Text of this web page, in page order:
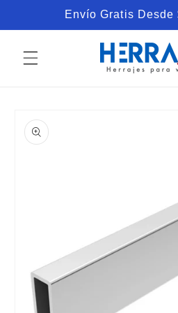
directamente
al contenido
Envío Gratis Desde
a la
información
del producto